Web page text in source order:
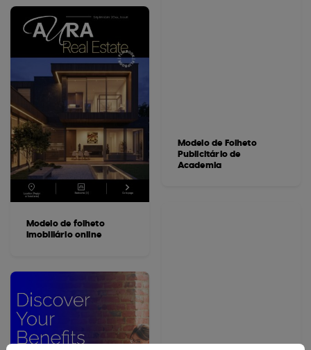
Modelo de folheto
imobiliário online
Modelo de Folheto
Publicitário de
Academia